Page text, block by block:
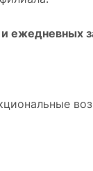
ежедневных